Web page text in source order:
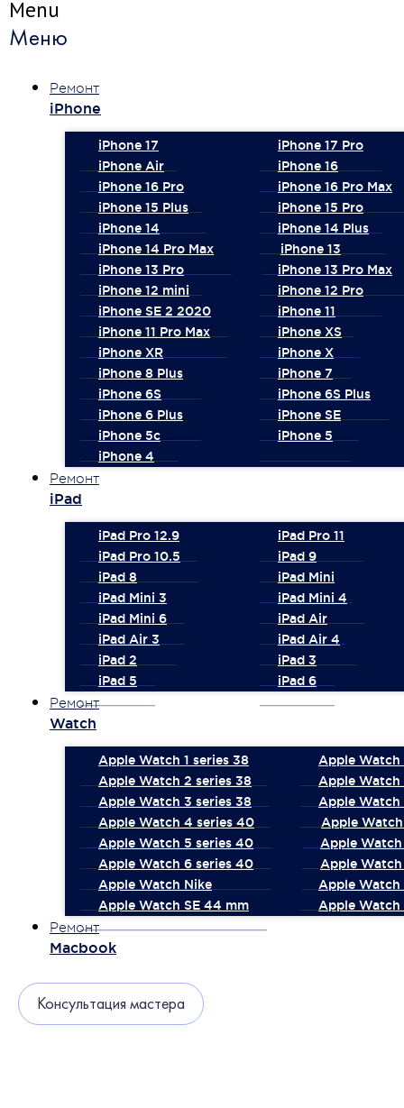
Menu
Меню
Ремонт
iPhone
iPhone 17
iPhone 17 Pro
iPhone Air
iPhone 16
iPhone 16 Pro
iPhone 16 Pro Max
iPhone 15 Plus
iPhone 15 Pro
iPhone 14
iPhone 14 Plus
iPhone 14 Pro Max
iPhone 13
iPhone 13 Pro
iPhone 13 Pro Max
iPhone 12 mini
iPhone 12 Pro
iPhone SE 2 2020
iPhone 11
iPhone 11 Pro Max
iPhone XS
iPhone XR
iPhone X
iPhone 8 Plus
iPhone 7
iPhone 6S
iPhone 6S Plus
iPhone 6 Plus
iPhone SE
iPhone 5c
iPhone 5
iPhone 4
Ремонт
iPad
iPad Pro 12.9
iPad Pro 11
iPad Pro 10.5
iPad 9
iPad 8
iPad Mini
iPad Mini 3
iPad Mini 4
iPad Mini 6
iPad Air
iPad Air 3
iPad Air 4
iPad 2
iPad 3
iPad 5
iPad 6
Ремонт
Watch
Apple Watch 1 series 38
Apple Watch
Apple Watch 2 series 38
Apple Watch
Apple Watch 3 series 38
Apple Watch
Apple Watch 4 series 40
Apple
Apple Watch 5 series 40
Apple
Apple Watch 6 series 40
Apple
Apple Watch Nike
Apple Watch
Apple Watch SE 44 mm
Apple Watch
Ремонт
Macbook
Консультация мастера